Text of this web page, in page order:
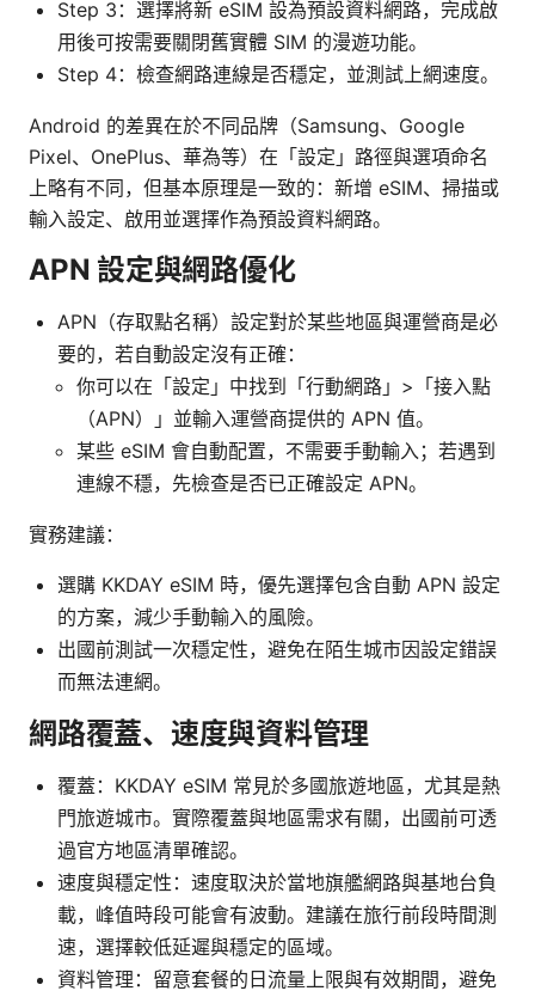
Step 3：選擇將新 eSIM 設為預設資料網路，完成啟
用後可按需要關閉舊實體 SIM 的漫遊功能。
Step 4：檢查網路連線是否穩定，並測試上網速度。
Android 的差異在於不同品牌（Samsung、Google
Pixel、OnePlus、華為等）在「設定」路徑與選項命名
上略有不同，但基本原理是一致的：新增 eSIM、掃描或
輸入設定、啟用並選擇作為預設資料網路。
APN 設定與網路優化
APN（存取點名稱）設定對於某些地區與運營商是必
要的，若自動設定沒有正確：
你可以在「設定」中找到「行動網路」>「接入點
（APN）」並輸入運營商提供的 APN 值。
某些 eSIM 會自動配置，不需要手動輸入；若遇到
連線不穩，先檢查是否已正確設定 APN。
實務建議：
選購 KKDAY eSIM 時，優先選擇包含自動 APN 設定
的方案，減少手動輸入的風險。
出國前測試一次穩定性，避免在陌生城市因設定錯誤
而無法連網。
網路覆蓋、速度與資料管理
覆蓋：KKDAY eSIM 常見於多國旅遊地區，尤其是熱
門旅遊城市。實際覆蓋與地區需求有關，出國前可透
過官方地區清單確認。
速度與穩定性：速度取決於當地旗艦網路與基地台負
載，峰值時段可能會有波動。建議在旅行前段時間測
速，選擇較低延遲與穩定的區域。
資料管理：留意套餐的日流量上限與有效期間，避免